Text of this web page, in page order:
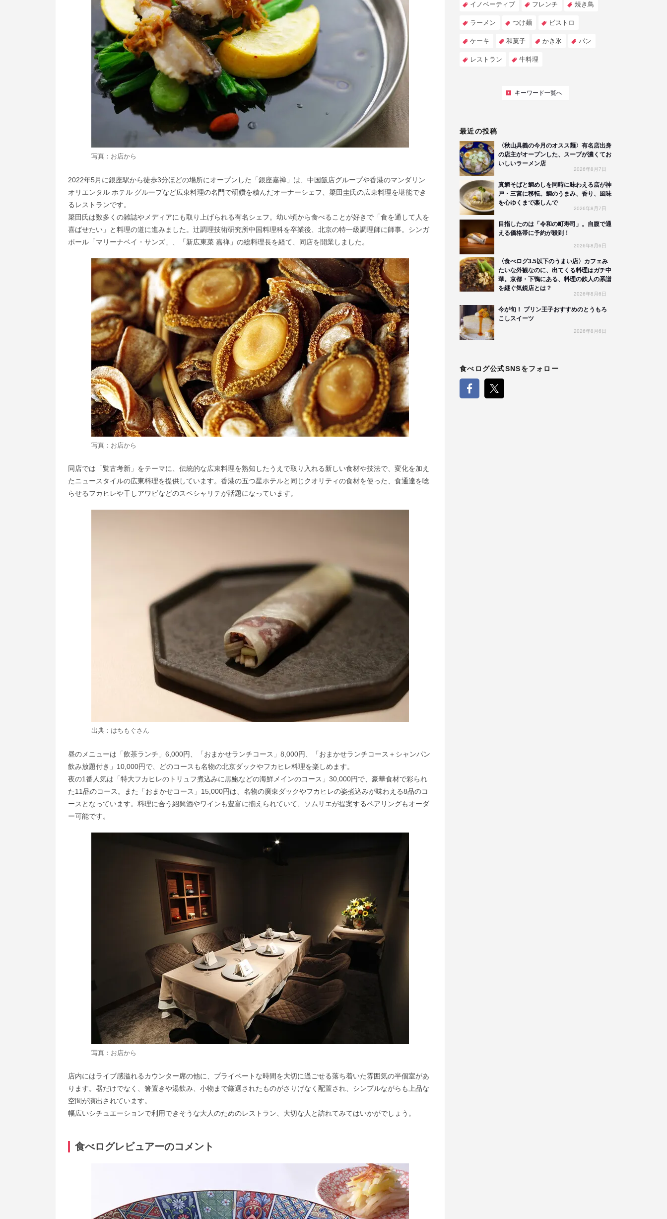
写真：お店から
2022年5月に銀座駅から徒歩3分ほどの場所にオープンした「銀座嘉禅」は、中国飯店グループや香港のマンダリン
オリエンタル ホテル グループなど広東料理の名門で研鑽を積んだオーナーシェフ、簗田圭氏の広東料理を堪能でき
るレストランです。
簗田氏は数多くの雑誌やメディアにも取り上げられる有名シェフ。幼い頃から食べることが好きで「食を通して人を
喜ばせたい」と料理の道に進みました。辻調理技術研究所中国料理科を卒業後、北京の特一級調理師に師事。シンガ
ポール「マリーナベイ・サンズ」、「新広東菜 嘉禅」の総料理長を経て、同店を開業しました。
写真：お店から
同店では「覧古考新」をテーマに、伝統的な広東料理を熟知したうえで取り入れる新しい食材や技法で、変化を加え
たニュースタイルの広東料理を提供しています。香港の五つ星ホテルと同じクオリティの食材を使った、食通達を唸
らせるフカヒレや干しアワビなどのスペシャリテが話題になっています。
出典： はちもぐさん
昼のメニューは「飲茶ランチ」6,000円、「おまかせランチコース」8,000円、「おまかせランチコース＋シャンパン
飲み放題付き」10,000円で、どのコースも名物の北京ダックやフカヒレ料理を楽しめます。
夜の1番人気は「特大フカヒレのトリュフ煮込みに黒鮑などの海鮮メインのコース」30,000円で、豪華食材で彩られ
た11品のコース。また「おまかせコース」15,000円は、名物の廣東ダックやフカヒレの姿煮込みが味わえる8品のコ
ースとなっています。料理に合う紹興酒やワインも豊富に揃えられていて、ソムリエが提案するペアリングもオーダ
ー可能です。
写真：お店から
店内にはライブ感溢れるカウンター席の他に、プライベートな時間を大切に過ごせる落ち着いた雰囲気の半個室があ
ります。器だけでなく、箸置きや湯飲み、小物まで厳選されたものがさりげなく配置され、シンプルながらも上品な
空間が演出されています。
幅広いシチュエーションで利用できそうな大人のためのレストラン、大切な人と訪れてみてはいかがでしょう。
食べログレビュアーのコメント
イノベーティブ フレンチ 焼き鳥
ラーメン つけ麺 ビストロ
ケーキ 和菓子 かき氷 パン
レストラン 牛料理
キーワード一覧へ
最近の投稿
〈秋山具義の今月のオスス麺〉有名店出身
の店主がオープンした、スープが濃くてお
いしいラーメン店
2026年8月7日
真鯛そばと鯛めしを同時に味わえる店が神
戸・三宮に移転。鯛のうまみ、香り、風味
を心ゆくまで楽しんで
2026年8月7日
目指したのは「令和の町寿司」。自腹で通
える価格帯に予約が殺到！
2026年8月6日
〈食べログ3.5以下のうまい店〉カフェみ
たいな外観なのに、出てくる料理はガチ中
華。京都・下鴨にある、料理の鉄人の系譜
を継ぐ気鋭店とは？
2026年8月6日
今が旬！ プリン王子おすすめのとうもろ
こしスイーツ
2026年8月6日
食べログ公式SNSをフォロー